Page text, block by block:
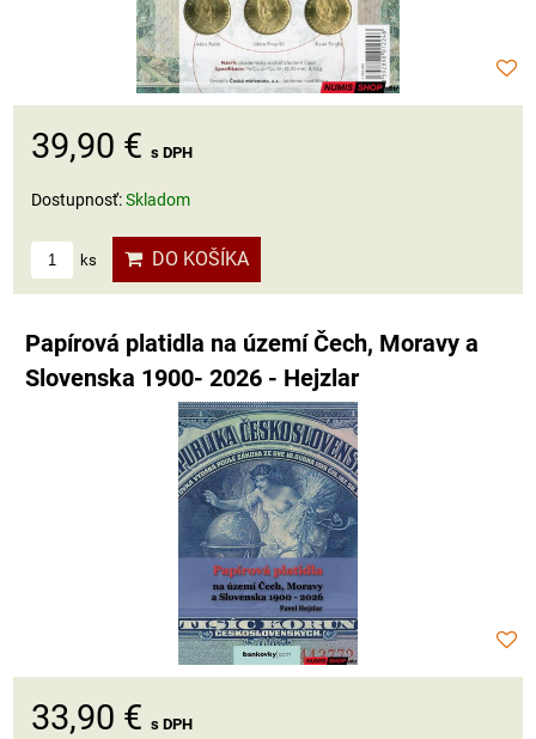
39,90 € s DPH
Dostupnosť:Skladom
ks DO KOŠÍKA
Papírová platidla na území Čech, Moravy a
Slovenska 1900- 2026 - Hejzlar
33,90 € s DPH